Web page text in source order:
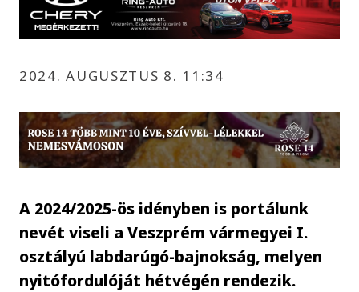
2024. AUGUSZTUS 8. 11:34
A 2024/2025-ös idényben is portálunk
nevét viseli a Veszprém vármegyei I.
osztályú labdarúgó-bajnokság, melyen
nyitófordulóját hétvégén rendezik.